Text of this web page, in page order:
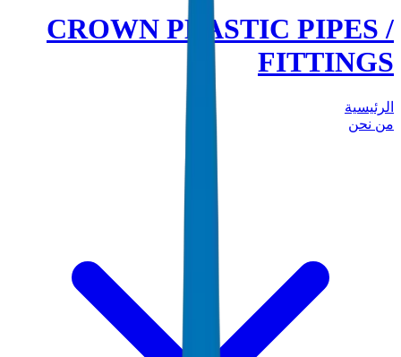
CROWN PLASTIC PIPES /
FITTINGS
الرئيسية
من نحن